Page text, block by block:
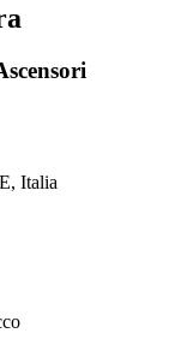
Italia